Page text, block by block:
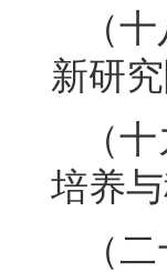
（
新研
（
培养
（